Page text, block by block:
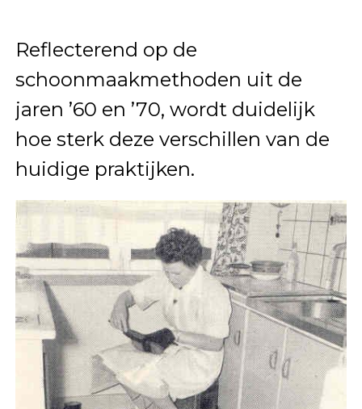
Reflecterend op de
schoonmaakmethoden uit de
jaren ’60 en ’70, wordt duidelijk
hoe sterk deze verschillen van de
huidige praktijken.